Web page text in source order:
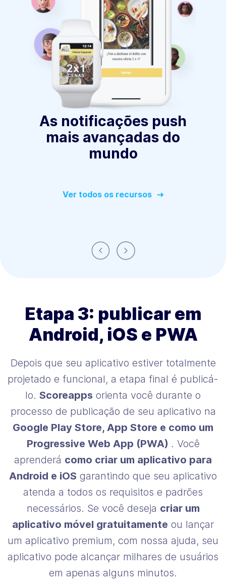
As notificações push
mais avançadas do
mundo
Ver todos os recursos
AnteriorPróximo
Etapa 3: publicar em
Android, iOS e PWA
Depois que seu aplicativo estiver totalmente
projetado e funcional, a etapa final é publicá-
lo. Scoreapps orienta você durante o
processo de publicação de seu aplicativo na
Google Play Store, App Store e como um
Progressive Web App (PWA) . Você
aprenderá como criar um aplicativo para
Android e iOS garantindo que seu aplicativo
atenda a todos os requisitos e padrões
necessários. Se você deseja criar um
aplicativo móvel gratuitamente ou lançar
um aplicativo premium, com nossa ajuda, seu
aplicativo pode alcançar milhares de usuários
em apenas alguns minutos.